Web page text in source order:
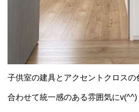
子供室の建具とアクセントクロスの
合わせて統一感のある雰囲気にv(^^)